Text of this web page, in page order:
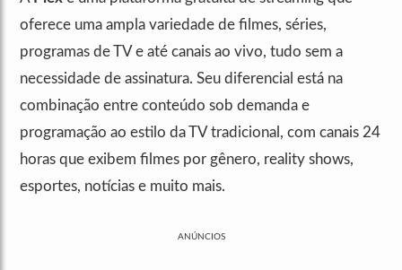
oferece uma ampla variedade de filmes, séries,
programas de TV e até canais ao vivo, tudo sem a
necessidade de assinatura. Seu diferencial está na
combinação entre conteúdo sob demanda e
programação ao estilo da TV tradicional, com canais 24
horas que exibem filmes por gênero, reality shows,
esportes, notícias e muito mais.
ANÚNCIOS